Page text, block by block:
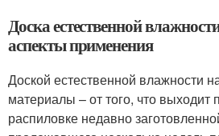
Доска естественной
аспекты применения
Доской естественной влажности
материалы – от того, что выходит
распиловке недавно